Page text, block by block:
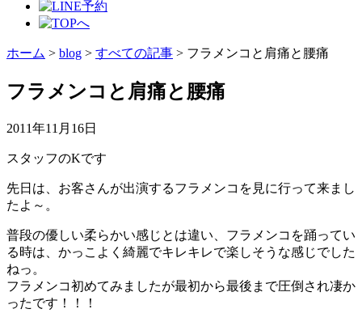
ホーム > blog > すべての記事 > フラメンコと肩痛と腰痛
フラメンコと肩痛と腰痛
2011年11月16日
スタッフのKです
先日は、お客さんが出演するフラメンコを見に行って来まし
たよ～。
普段の優しい柔らかい感じとは違い、フラメンコを踊ってい
る時は、かっこよく綺麗でキレキレで楽しそうな感じでした
ねっ。
フラメンコ初めてみましたが最初から最後まで圧倒され凄か
ったです！！！